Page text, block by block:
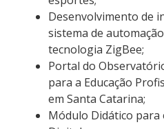
Desenvolvimento de
sistema de
tecnologia ZigBee;
Portal do
para a Educação
em Santa Catarina;
Módulo Didático para